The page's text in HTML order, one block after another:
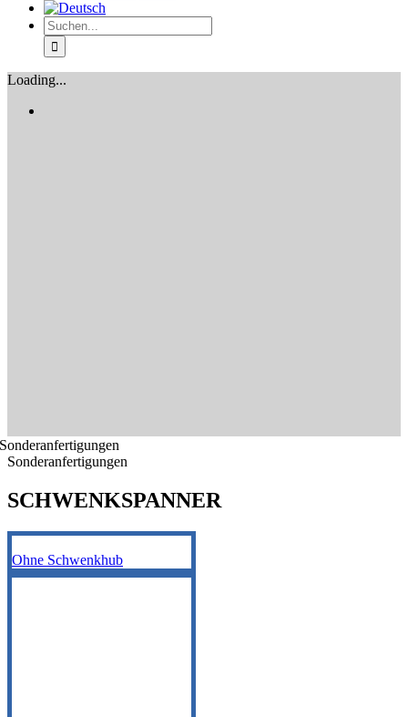
Suche
nach:
Loading...
Sonderanfertigungen
Sonderanfertigungen
SCHWENKSPANNER
Ohne Schwenkhub